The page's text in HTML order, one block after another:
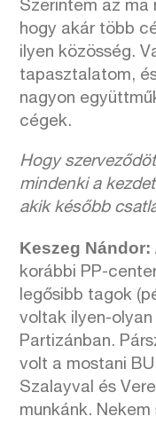
Szerintem az ma
hogy akár több
ilyen közösség.
tapasztalatom,
nagyon
cégek.
Hogy
mindenki a
akik később
Keszeg Nándor:
korábbi PP-
legősibb tagok
voltak ilyen-
Partizánban.
volt a mostani
Szalayval és
munkánk.